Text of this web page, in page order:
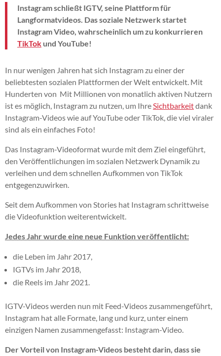
Instagram schließt IGTV, seine Plattform für
Langformatvideos. Das soziale Netzwerk startet
Instagram Video, wahrscheinlich um zu konkurrieren
TikTok und YouTube!
In nur wenigen Jahren hat sich Instagram zu einer der
beliebtesten sozialen Plattformen der Welt entwickelt. Mit
Hunderten von Mit Millionen von monatlich aktiven Nutzern
ist es möglich, Instagram zu nutzen, um IhreSichtbarkeitdank
Instagram-Videos wie auf YouTube oder TikTok, die viel viraler
sind als ein einfaches Foto!
Das Instagram-Videoformat wurde mit dem Ziel eingeführt,
den Veröffentlichungen im sozialen Netzwerk Dynamik zu
verleihen und dem schnellen Aufkommen von TikTok
entgegenzuwirken.
Seit dem Aufkommen von Stories hat Instagram schrittweise
die Videofunktion weiterentwickelt.
Jedes Jahr wurde eine neue Funktion veröffentlicht:
die Leben im Jahr 2017,
IGTVs im Jahr 2018,
die Reels im Jahr 2021.
IGTV-Videos werden nun mit Feed-Videos zusammengeführt,
Instagram hat alle Formate, lang und kurz, unter einem
einzigen Namen zusammengefasst: Instagram-Video.
Der Vorteil von Instagram-Videos besteht darin, dass sie